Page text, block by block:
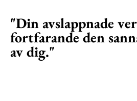
"Din avslappnade
fortfarande den
av dig."